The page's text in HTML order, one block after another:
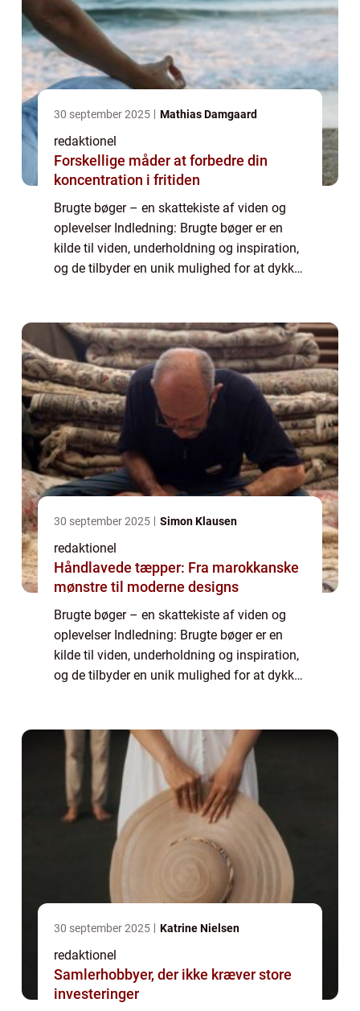
30 september 2025 Mathias Damgaard
redaktionel
Forskellige måder at forbedre din
koncentration i fritiden
Brugte bøger – en skattekiste af viden og
oplevelser Indledning: Brugte bøger er en
kilde til viden, underholdning og inspiration,
og de tilbyder en unik mulighed for at dykke
30 september 2025 Simon Klausen
redaktionel
Håndlavede tæpper: Fra marokkanske
mønstre til moderne designs
Brugte bøger – en skattekiste af viden og
oplevelser Indledning: Brugte bøger er en
kilde til viden, underholdning og inspiration,
og de tilbyder en unik mulighed for at dykke
30 september 2025 Katrine Nielsen
redaktionel
Samlerhobbyer, der ikke kræver store
investeringer